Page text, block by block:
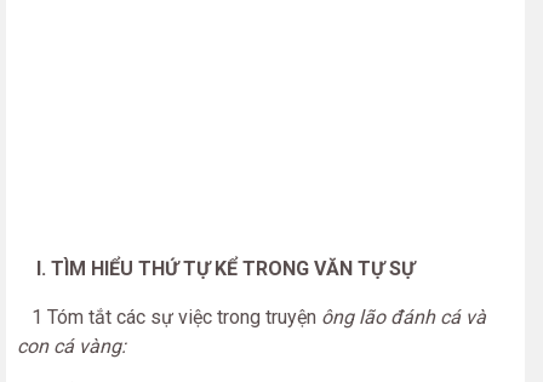
I. TÌM HIỂU THỨ TỰ KỂ TRONG VĂN TỰ SỰ
1 Tóm tắt các sự việc trong truyện ông lão đánh cá và
con cá vàng: